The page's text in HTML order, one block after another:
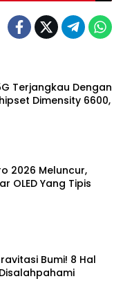
Terjangkau Dengan
Dimensity 6600,
2026 Meluncur,
OLED Yang Tipis
Bumi! 8 Hal